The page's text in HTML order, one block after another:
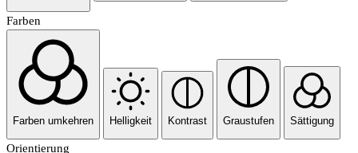
Farben
Farben umkehren Helligkeit Kontrast Graustufen Sättigung
Orientierung